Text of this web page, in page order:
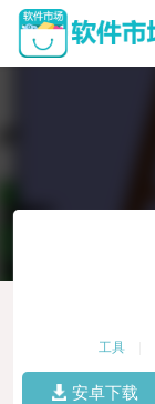
工具
安卓下载